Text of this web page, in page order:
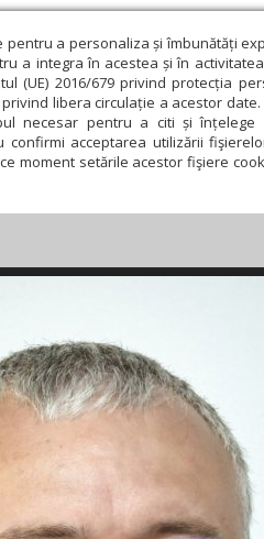
a personaliza și îmbunătăți
a integra în acestea și în
(UE) 2016/679 privind protecția
libera circulație a acestor
necesar pentru a citi și înțelege
acceptarea utilizării
moment setările acestor fişiere